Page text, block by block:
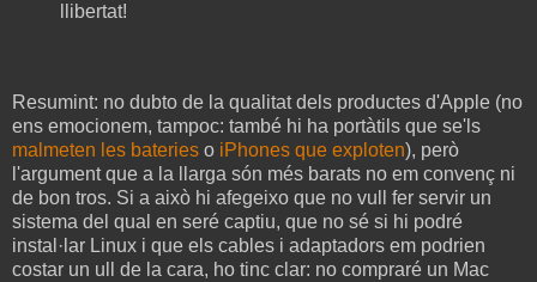
llibertat!
Resumint: no dubto de la qualitat dels productes d'Apple (no
ens emocionem, tampoc: també hi ha portàtils que se'ls
malmeten les bateries o iPhones que exploten), però
l'argument que a la llarga són més barats no em convenç ni
de bon tros. Si a això hi afegeixo que no vull fer servir un
sistema del qual en seré captiu, que no sé si hi podré
instal·lar Linux i que els cables i adaptadors em podrien
costar un ull de la cara, ho tinc clar: no compraré un Mac